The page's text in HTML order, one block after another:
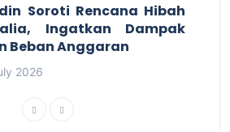
Soroti Rencana Hibah
Ingatkan Dampak
Beban Anggaran
2026